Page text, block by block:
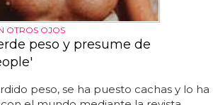
OTROS OJOS
peso y presume de
peso, se ha puesto cachas y lo ha